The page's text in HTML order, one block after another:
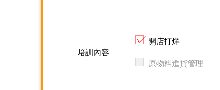
培訓內容
開店打烊
原物料進貨管理